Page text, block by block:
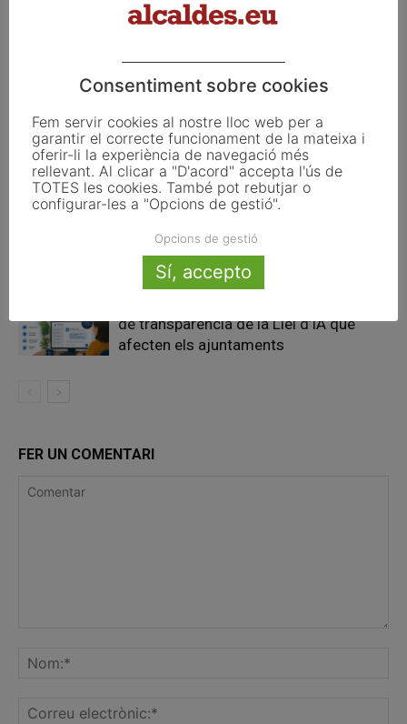
la Informació Pública
Articles relacionats
Eclipsi solar del 12 d’agost: així es
veurà des dels municipis de Catalunya
Pals reclama revisar el decret dels
habitatges d’ús turístic per preservar
l’autonomia municipal
de transparència de la Llei d’IA que
afecten els ajuntaments
FER UN COMENTARI
Consentiment sobre cookies
Fem servir cookies al nostre lloc web per a
garantir el correcte funcionament de la mateixa i
oferir-li la experiència de navegació més
rellevant. Al clicar a "D'acord" accepta l'ús de
TOTES les cookies. També pot rebutjar o
configurar-les a "Opcions de gestió".
Opcions de gestió
Sí, accepto